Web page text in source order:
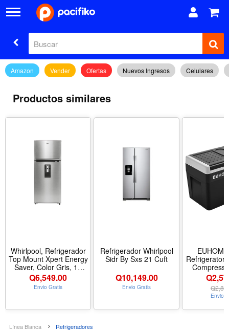
Amazon Vender Ofertas Nuevos Ingresos Celulares
Productos similares
Whirlpool, Refrigerador
Top Mount Xpert Energy
Saver, Color Gris, 17
Pies Cúbicos
Q6,549.00
Envio Gratis
Refrigerador Whirlpool
Sidr By Sxs 21 Cuft
Q10,149.00
Envio Gratis
Cooler APP
Fridge
Portable
12/24V
AC,
Q
Envio
Línea Blanca Refrigeradores